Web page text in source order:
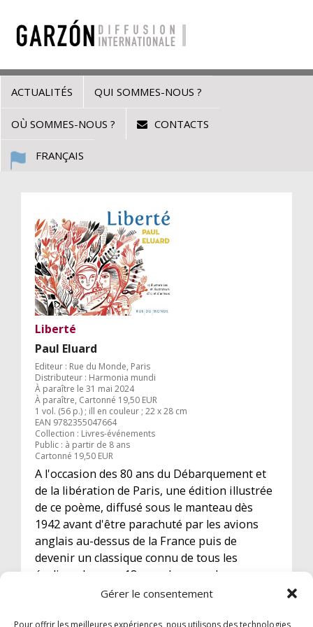
Gérer le consentement
Pour offrir les meilleures expériences, nous utilisons des technologies
ACTUALITÉS QUI SOMMES-NOUS ?
OÙ SOMMES-NOUS ? CONTACTS
FRANÇAIS
Liberté
Paul Eluard
Editeur : Rue du Monde, Paris
Distributeur : Harmonia mundi
À paraître le 31 mai 2024
À paraître, Cartonné 19,50 EUR
1 vol. (56 p.) ; ill en couleur ; 22 x 28 cm
EAN 9782355047664
Collection : Livres-événements
Public : à partir de 8 ans
Cartonné 19,50 EUR
A l'occasion des 80 ans du Débarquement et
de la libération de Paris, une édition illustrée
de ce poème, diffusé sous le manteau dès
1942 avant d'être parachuté par les avions
anglais au-dessus de la France puis de
devenir un classique connu de tous les
écoliers du pays. 18 grands noms de
l'illustration, venus du monde entier, ont